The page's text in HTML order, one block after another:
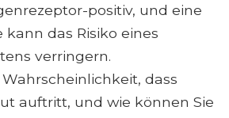
positiv, und eine
das Risiko eines
verringern.
dass
auftritt, und wie können Sie